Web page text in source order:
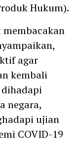
Hukum).
membacakan
agar
kembali
dihadapi
negara,
ujian
COVID-19